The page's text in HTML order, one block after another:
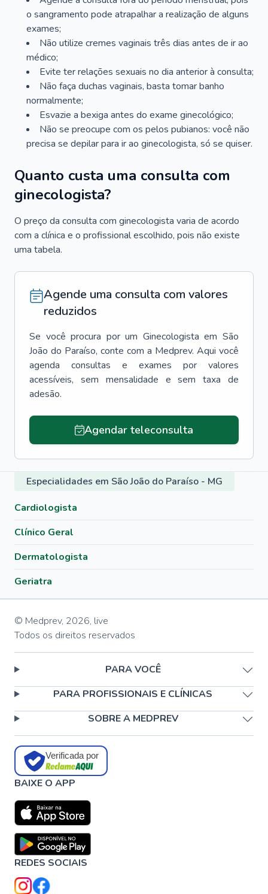
o sangramento pode atrapalhar a realização de alguns
exames;
Não utilize cremes vaginais três dias antes de ir ao
médico;
Evite ter relações sexuais no dia anterior à consulta;
Não faça duchas vaginais, basta tomar banho
normalmente;
Esvazie a bexiga antes do exame ginecológico;
Não se preocupe com os pelos pubianos: você não
precisa se depilar para ir ao ginecologista, só se quiser.
Quanto custa uma consulta com
ginecologista?
O preço da consulta com ginecologista varia de acordo
com a clínica e o profissional escolhido, pois não existe
uma tabela.
Agende uma consulta com valores
reduzidos
Se você procura por um Ginecologista em São
João do Paraíso, conte com a Medprev. Aqui você
agenda consultas e exames por valores
acessíveis, sem mensalidade e sem taxa de
adesão.
Agendar teleconsulta
Especialidades em São João do Paraíso - MG
Cardiologista
Clínico Geral
Dermatologista
Geriatra
© Medprev, 2026, live
Todos os direitos reservados
PARA VOCÊ
PARA PROFISSIONAIS E CLÍNICAS
SOBRE A MEDPREV
Verificada por
BAIXE O APP
REDES SOCIAIS